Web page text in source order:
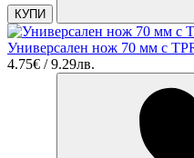
КУПИ
Универсален нож 70 мм с
4.75€ / 9.29лв.